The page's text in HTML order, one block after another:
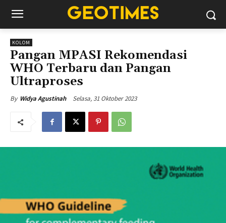
KOLOM
Pangan MPASI Rekomendasi
WHO Terbaru dan Pangan
Ultraproses
By Widya Agustinah Selasa, 31 Oktober 2023